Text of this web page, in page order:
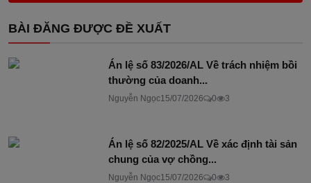
BÀI ĐĂNG ĐƯỢC ĐỀ XUẤT
Án lệ số 83/2026/AL Về trách nhiệm bồi
thường của doanh...
Nguyễn Ngọc15/07/2026 0 3
Án lệ số 82/2025/AL Về xác định tài sản
chung của vợ chồng...
Nguyễn Ngọc15/07/2026 0 3